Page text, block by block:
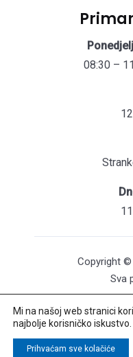
08:30 –
Copyright ©
Sva
Održavanje web
Mi na našoj web stranici
najbolje korisničko iskustvo.
Prihvaćam sve kolačiće